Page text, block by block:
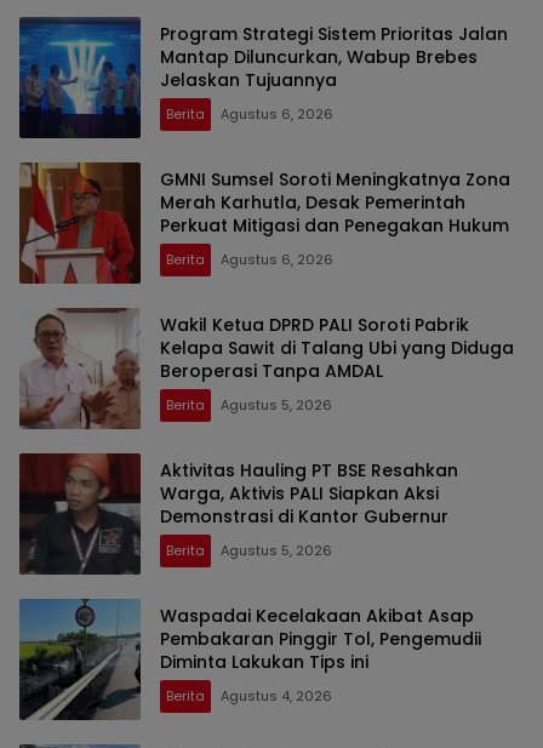
Program Strategi Sistem Prioritas Jalan
Mantap Diluncurkan, Wabup Brebes
Jelaskan Tujuannya
Berita Agustus 6, 2026
GMNI Sumsel Soroti Meningkatnya Zona
Merah Karhutla, Desak Pemerintah
Perkuat Mitigasi dan Penegakan Hukum
Berita Agustus 6, 2026
Wakil Ketua DPRD PALI Soroti Pabrik
Kelapa Sawit di Talang Ubi yang Diduga
Beroperasi Tanpa AMDAL
Berita Agustus 5, 2026
Aktivitas Hauling PT BSE Resahkan
Warga, Aktivis PALI Siapkan Aksi
Demonstrasi di Kantor Gubernur
Berita Agustus 5, 2026
Waspadai Kecelakaan Akibat Asap
Pembakaran Pinggir Tol, Pengemudii
Diminta Lakukan Tips ini
Berita Agustus 4, 2026